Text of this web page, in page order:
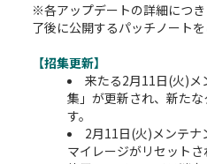
※各アップデートの詳細につ
了後に公開するパッチノートを
【招集更新】
来たる2月11日(火)メ
集」が更新され、新た
す。
2月11日(火)メンテナ
マイレージがリセット